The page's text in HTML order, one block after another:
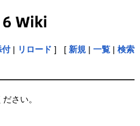
付| リロード ] [ 新規| 一覧| 検索
さい。